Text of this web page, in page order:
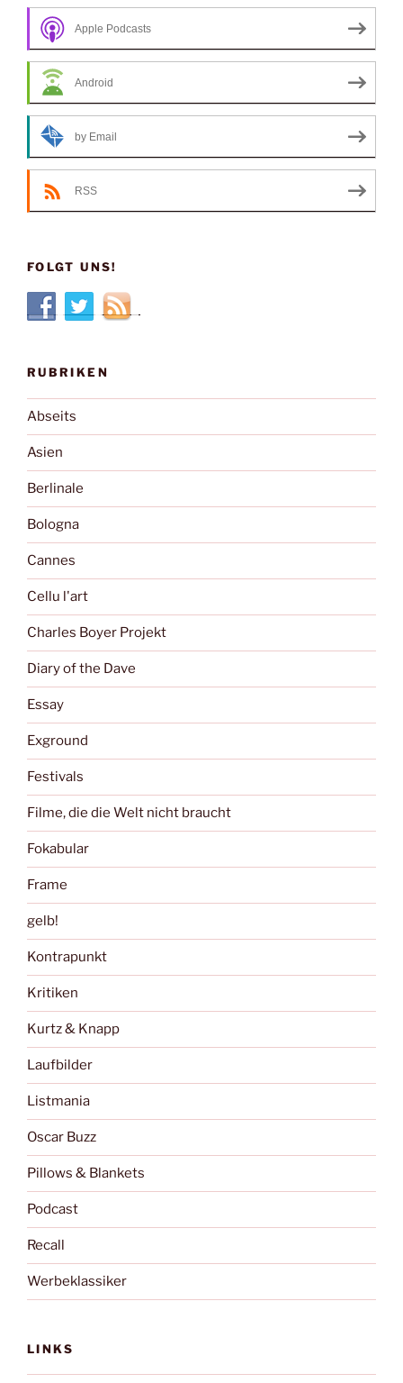
Apple Podcasts
Android
by Email
RSS
FOLGT UNS!
RUBRIKEN
Abseits
Asien
Berlinale
Bologna
Cannes
Cellu l'art
Charles Boyer Projekt
Diary of the Dave
Essay
Exground
Festivals
Filme, die die Welt nicht braucht
Fokabular
Frame
gelb!
Kontrapunkt
Kritiken
Kurtz & Knapp
Laufbilder
Listmania
Oscar Buzz
Pillows & Blankets
Podcast
Recall
Werbeklassiker
LINKS